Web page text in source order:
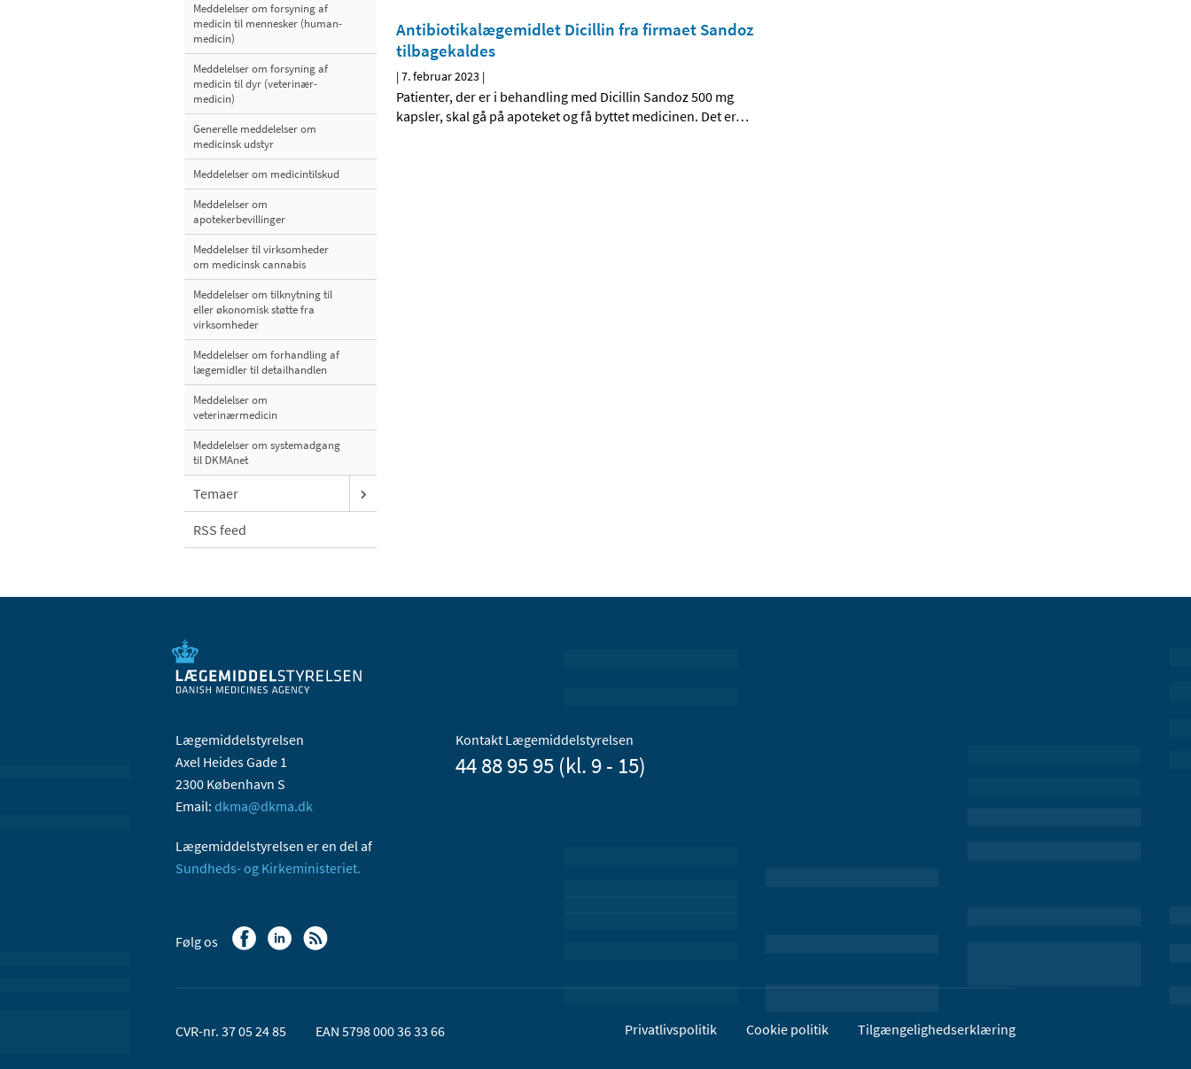
Meddelelser om forsyning af
medicin til mennesker (human-
medicin)
Meddelelser om forsyning af
medicin til dyr (veterinær-
medicin)
Generelle meddelelser om
medicinsk udstyr
Meddelelser om medicintilskud
Meddelelser om
apotekerbevillinger
Meddelelser til virksomheder
om medicinsk cannabis
Meddelelser om tilknytning til
eller økonomisk støtte fra
virksomheder
Meddelelser om forhandling af
lægemidler til detailhandlen
Meddelelser om
veterinærmedicin
Meddelelser om systemadgang
til DKMAnet
Temaer
RSS feed
Antibiotikalægemidlet Dicillin fra firmaet Sandoz
tilbagekaldes
|7. februar 2023 |
Patienter, der er i behandling med Dicillin Sandoz 500 mg
kapsler, skal gå på apoteket og få byttet medicinen. Det er…
Lægemiddelstyrelsen
Axel Heides Gade 1
2300 København S
Email: dkma@dkma.dk
Lægemiddelstyrelsen er en del af
Sundheds- og Kirkeministeriet.
Kontakt Lægemiddelstyrelsen
44 88 95 95 (kl. 9 - 15)
Følg os
CVR-nr. 37 05 24 85 EAN 5798 000 36 33 66 Privatlivspolitik Cookie politik Tilgængelighedserklæring